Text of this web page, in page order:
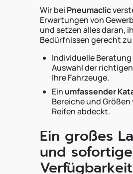
Wir bei Pneumaclic
Erwartungen von
und setzen alles daran,
Bedürfnissen gerecht
Individuelle Beratung
Auswahl der
Ihre Fahrzeuge.
Ein umfassender
Bereiche und
Reifen abdeckt.
Ein großes
und sofortige
Verfügbarkeit